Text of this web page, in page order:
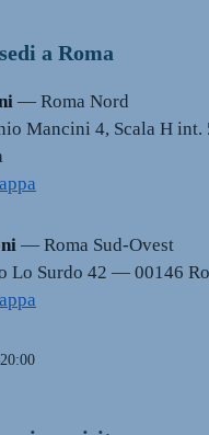
a Roma
— Roma Nord
Mancini 4, Scala H int.
— Roma Sud-Ovest
Lo Surdo 42 — 00146